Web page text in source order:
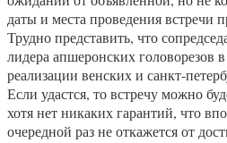
даты и места проведения встречи
Трудно представить, что
лидера апшеронских головорезов
реализации венских и санкт-
Если удастся, то встречу можно
хотя нет никаких гарантий, что
очередной раз не откажется от